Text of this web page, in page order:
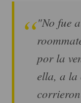
"No fue
por la
ella, a la